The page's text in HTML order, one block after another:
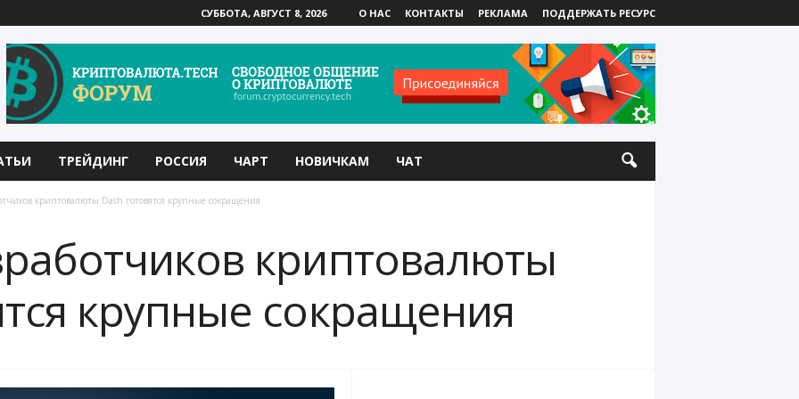
СУББОТА, АВГУСТ 8, 2026 О НАС КОНТАКТЫ РЕКЛАМА ПОДДЕРЖАТЬ РЕСУРС
ТРЕЙДИНГ РОССИЯ ЧАРТ НОВИЧКАМ ЧАТ
криптовалюты Dash готовятся крупные сокращения
криптовалюты
крупные сокращения